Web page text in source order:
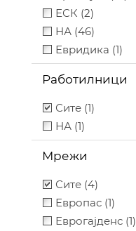
ЕСК (2)
НА (46)
Евридика (1)
Работилници
Сите (1)
НА (1)
Мрежи
Сите (4)
Европас (1)
Еврогајденс (1)